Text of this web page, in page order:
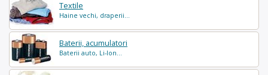
Textile
Haine vechi, draperii...
Baterii, acumulatori
Baterii auto, Li-Ion...